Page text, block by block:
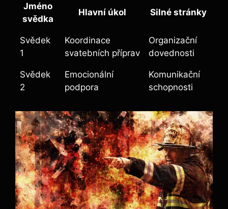
Jméno
svědka
Hlavní úkol Silné stránky
Svědek
1
Koordinace
svatebních příprav
Organizační
dovednosti
Svědek
2
Emocionální
podpora
Komunikační
schopnosti